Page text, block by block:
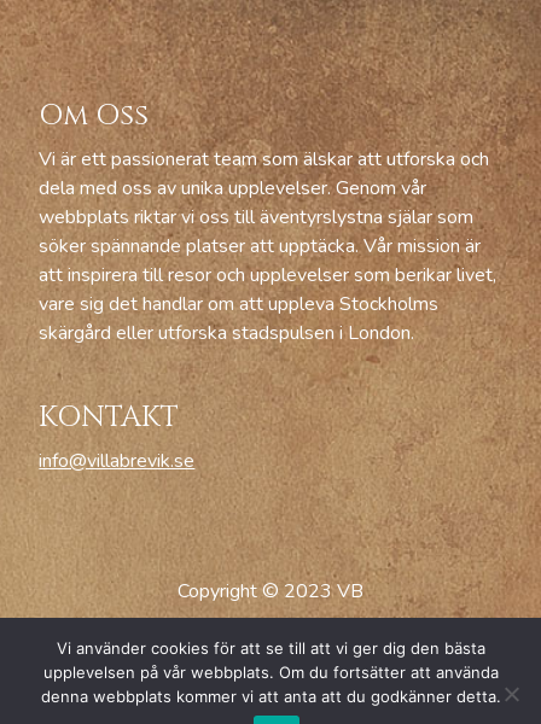
Om Oss
Vi är ett passionerat team som älskar att utforska och
dela med oss av unika upplevelser. Genom vår
webbplats riktar vi oss till äventyrslystna själar som
söker spännande platser att upptäcka. Vår mission är
att inspirera till resor och upplevelser som berikar livet,
vare sig det handlar om att uppleva Stockholms
skärgård eller utforska stadspulsen i London.
KONTAKT
info@villabrevik.se
Copyright © 2023 VB
Vi använder cookies för att se till att vi ger dig den bästa
upplevelsen på vår webbplats. Om du fortsätter att använda
denna webbplats kommer vi att anta att du godkänner detta.